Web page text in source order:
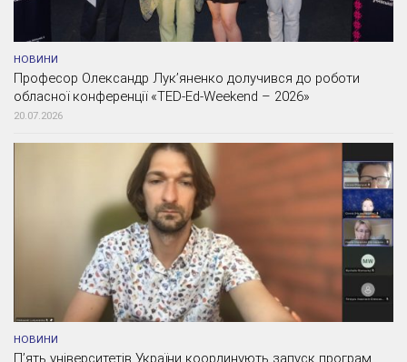
НОВИНИ
Професор Олександр Лук’яненко долучився до роботи
обласної конференції «TED-Ed-Weekend – 2026»
20.07.2026
НОВИНИ
П’ять університетів України координують запуск програм